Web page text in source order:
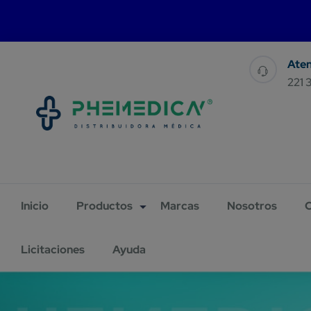
For
221
Inicio Productos Marcas Nosotros
Licitaciones Ayuda